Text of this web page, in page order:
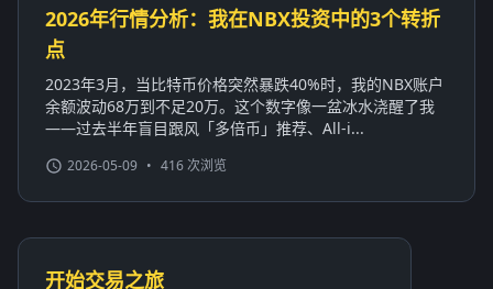
2026年行情分析：我在NBX投资中的3个转折
点
2023年3月，当比特币价格突然暴跌40%时，我的NBX账户
余额波动68万到不足20万。这个数字像一盆冰水浇醒了我
——过去半年盲目跟风「多倍币」推荐、All-i...
2026-05-09 • 416 次浏览
开始交易之旅